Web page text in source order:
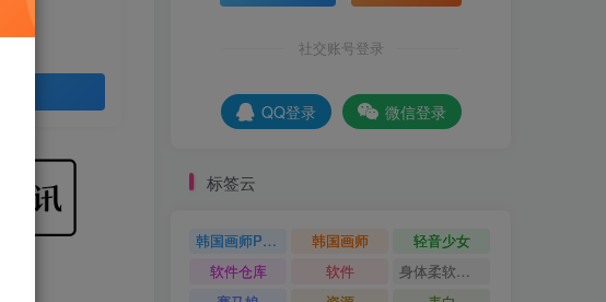
社交账号登录
QQ登录 微信登录
标签云
韩国画师POR 韩国画师
轻音少女
软件仓库
软件
身体柔软的运动少女